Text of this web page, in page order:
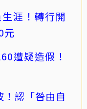
涯！轉行開
元
遭疑造假！
認「咎由自